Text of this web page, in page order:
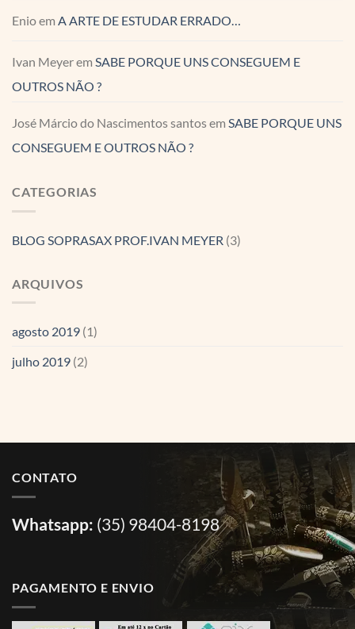
Enioem A ARTE DE ESTUDAR ERRADO…
Ivan Meyerem SABE PORQUE UNS CONSEGUEM E
OUTROS NÃO ?
José Márcio do Nascimentos santosem SABE PORQUE UNS
CONSEGUEM E OUTROS NÃO ?
CATEGORIAS
BLOG SOPRASAX PROF.IVAN MEYER (3)
ARQUIVOS
agosto 2019 (1)
julho 2019 (2)
CONTATO
Whatsapp: (35) 98404-8198
PAGAMENTO E ENVIO